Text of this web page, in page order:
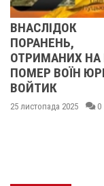
У ПОЛТАВІ
ОЛЕГОМ